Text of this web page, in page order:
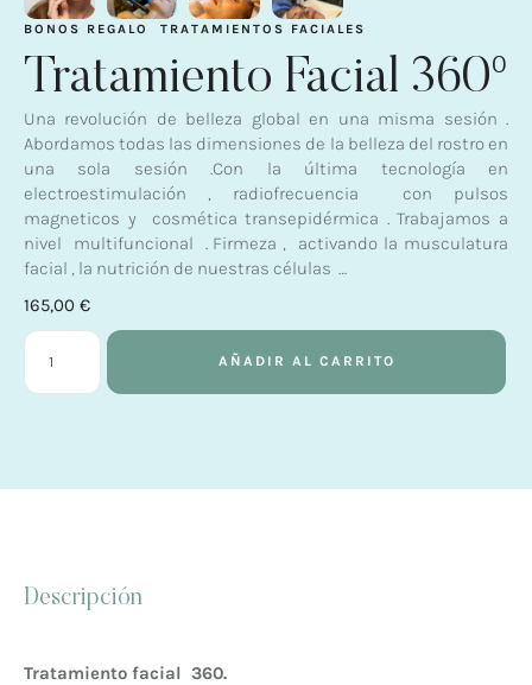
BONOS REGALO TRATAMIENTOS FACIALES
Tratamiento Facial 360º
Una revolución de belleza global en una misma sesión .
Abordamos todas las dimensiones de la belleza del rostro en
una sola sesión .Con la última tecnología en
electroestimulación , radiofrecuencia con pulsos
magneticos y cosmética transepidérmica . Trabajamos a
nivel multifuncional . Firmeza , activando la musculatura
facial , la nutrición de nuestras células …
165,00 €
AÑADIR AL CARRITO
Descripción
Tratamiento facial 360.